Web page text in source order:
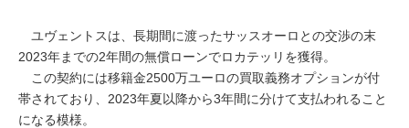
ユヴェントスは、長期間に渡ったサッスオーロとの交渉の末
2023年までの2年間の無償ローンでロカテッリを獲得。
この契約には移籍金2500万ユーロの買取義務オプションが付
帯されており、2023年夏以降から3年間に分けて支払われること
になる模様。